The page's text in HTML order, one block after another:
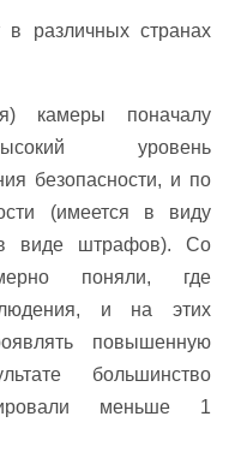
различных странах
камеры поначалу
уровень
безопасности, и по
(имеется в виду
виде штрафов). Со
поняли, где
и на этих
повышенную
большинство
меньше 1